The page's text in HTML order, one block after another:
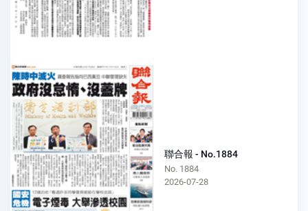
聯合報 - No.1884
No. 1884
2026-07-28